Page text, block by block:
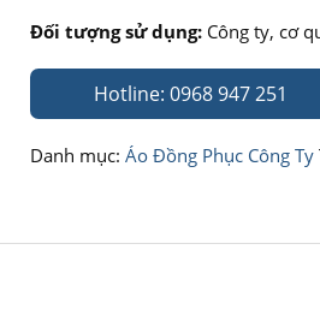
Đối tượng sử dụng:Công ty, cơ
Hotline: 0968 947 251
Danh mục: Áo Đồng Phục Công Ty